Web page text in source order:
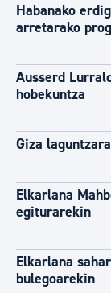
Habanako
arretarako
Ausserd
hobekuntza
Giza
Elkarlana
egiturarekin
Elkarlana
bulegoarekin